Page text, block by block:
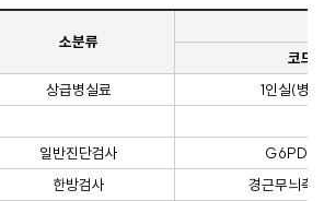
소분류
코드
상급병실료 1인실(병
일반진단검사
G6PD
한방검사
경근무늬측